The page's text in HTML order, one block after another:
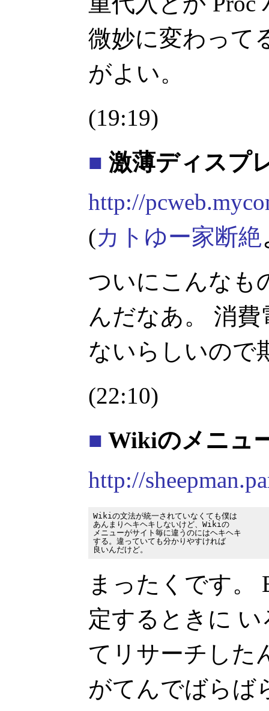
微妙に変わって
がよい。
(19:19)
■ 激薄ディスプ
http://
(カトゆー家断絶
ついにこんなも
んだなあ。 消
ないらしいので
(22:10)
■ Wikiのメニュ
http://
Wikiの文法が統一されていなくても僕は
あんまりヘキヘキしないけど、Wikiの
メニューがサイト毎に違うのにはヘキヘキ
する。違っていても分かりやすければ
まったくです。
定するときに
てリサーチした
がてんでばらば